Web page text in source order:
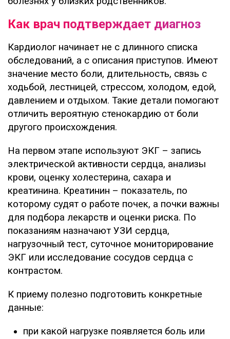
Как врач подтверждает диагноз
Кардиолог начинает не с длинного списка
обследований, а с описания приступов. Имеют
значение место боли, длительность, связь с
ходьбой, лестницей, стрессом, холодом, едой,
давлением и отдыхом. Такие детали помогают
отличить вероятную стенокардию от боли
другого происхождения.
На первом этапе используют ЭКГ – запись
электрической активности сердца, анализы
крови, оценку холестерина, сахара и
креатинина. Креатинин – показатель, по
которому судят о работе почек, а почки важны
для подбора лекарств и оценки риска. По
показаниям назначают УЗИ сердца,
нагрузочный тест, суточное мониторирование
ЭКГ или исследование сосудов сердца с
контрастом.
К приему полезно подготовить конкретные
данные:
при какой нагрузке появляется боль или